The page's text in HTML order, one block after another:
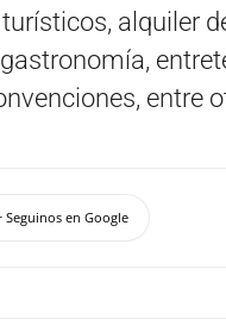
alquiler
entre
Seguinos en Google